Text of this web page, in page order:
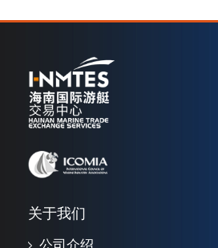
关于我们